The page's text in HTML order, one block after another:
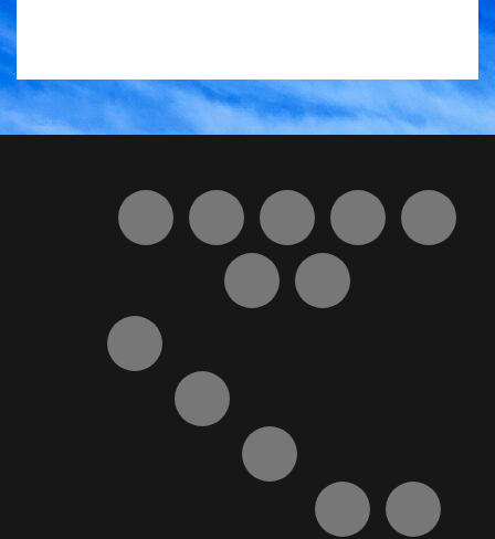
hotel
s
velkým
ho
Češi
nechtějí
opustit?